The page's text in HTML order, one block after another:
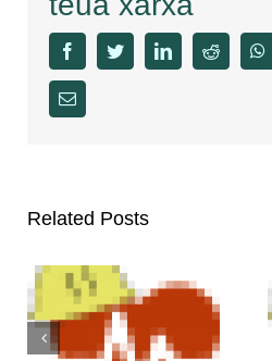
facebooktwitter linkedinreddit
Email
Related Posts